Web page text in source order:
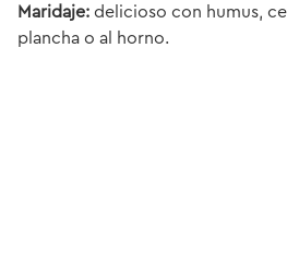
Maridaje: delicioso con humus,
plancha o al horno.